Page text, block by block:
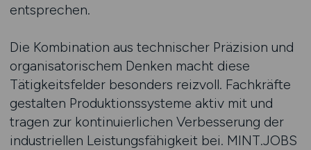
entsprechen.
Die Kombination aus technischer Präzision und
organisatorischem Denken macht diese
Tätigkeitsfelder besonders reizvoll. Fachkräfte
gestalten Produktionssysteme aktiv mit und
tragen zur kontinuierlichen Verbesserung der
industriellen Leistungsfähigkeit bei. MINT.JOBS